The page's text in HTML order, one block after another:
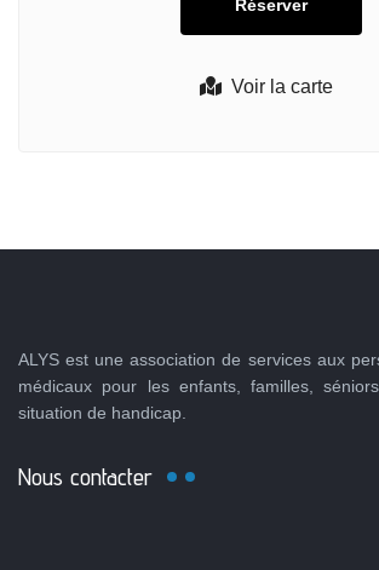
Voir la carte
ALYS est une association de services aux
médicaux pour les enfants, familles,
situation de handicap.
Nous contacter